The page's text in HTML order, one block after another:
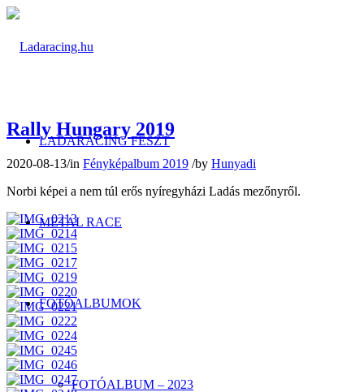
LADARACING FESZT
METAL RACE
FOTÓALBUMOK
FOTÓALBUM – 2023
Rally Hungary 2019
2020-08-13/in Fényképalbum 2019 /by Hunyadi
Norbi képei a nem túl erős nyíregyházi Ladás mezőnyről.